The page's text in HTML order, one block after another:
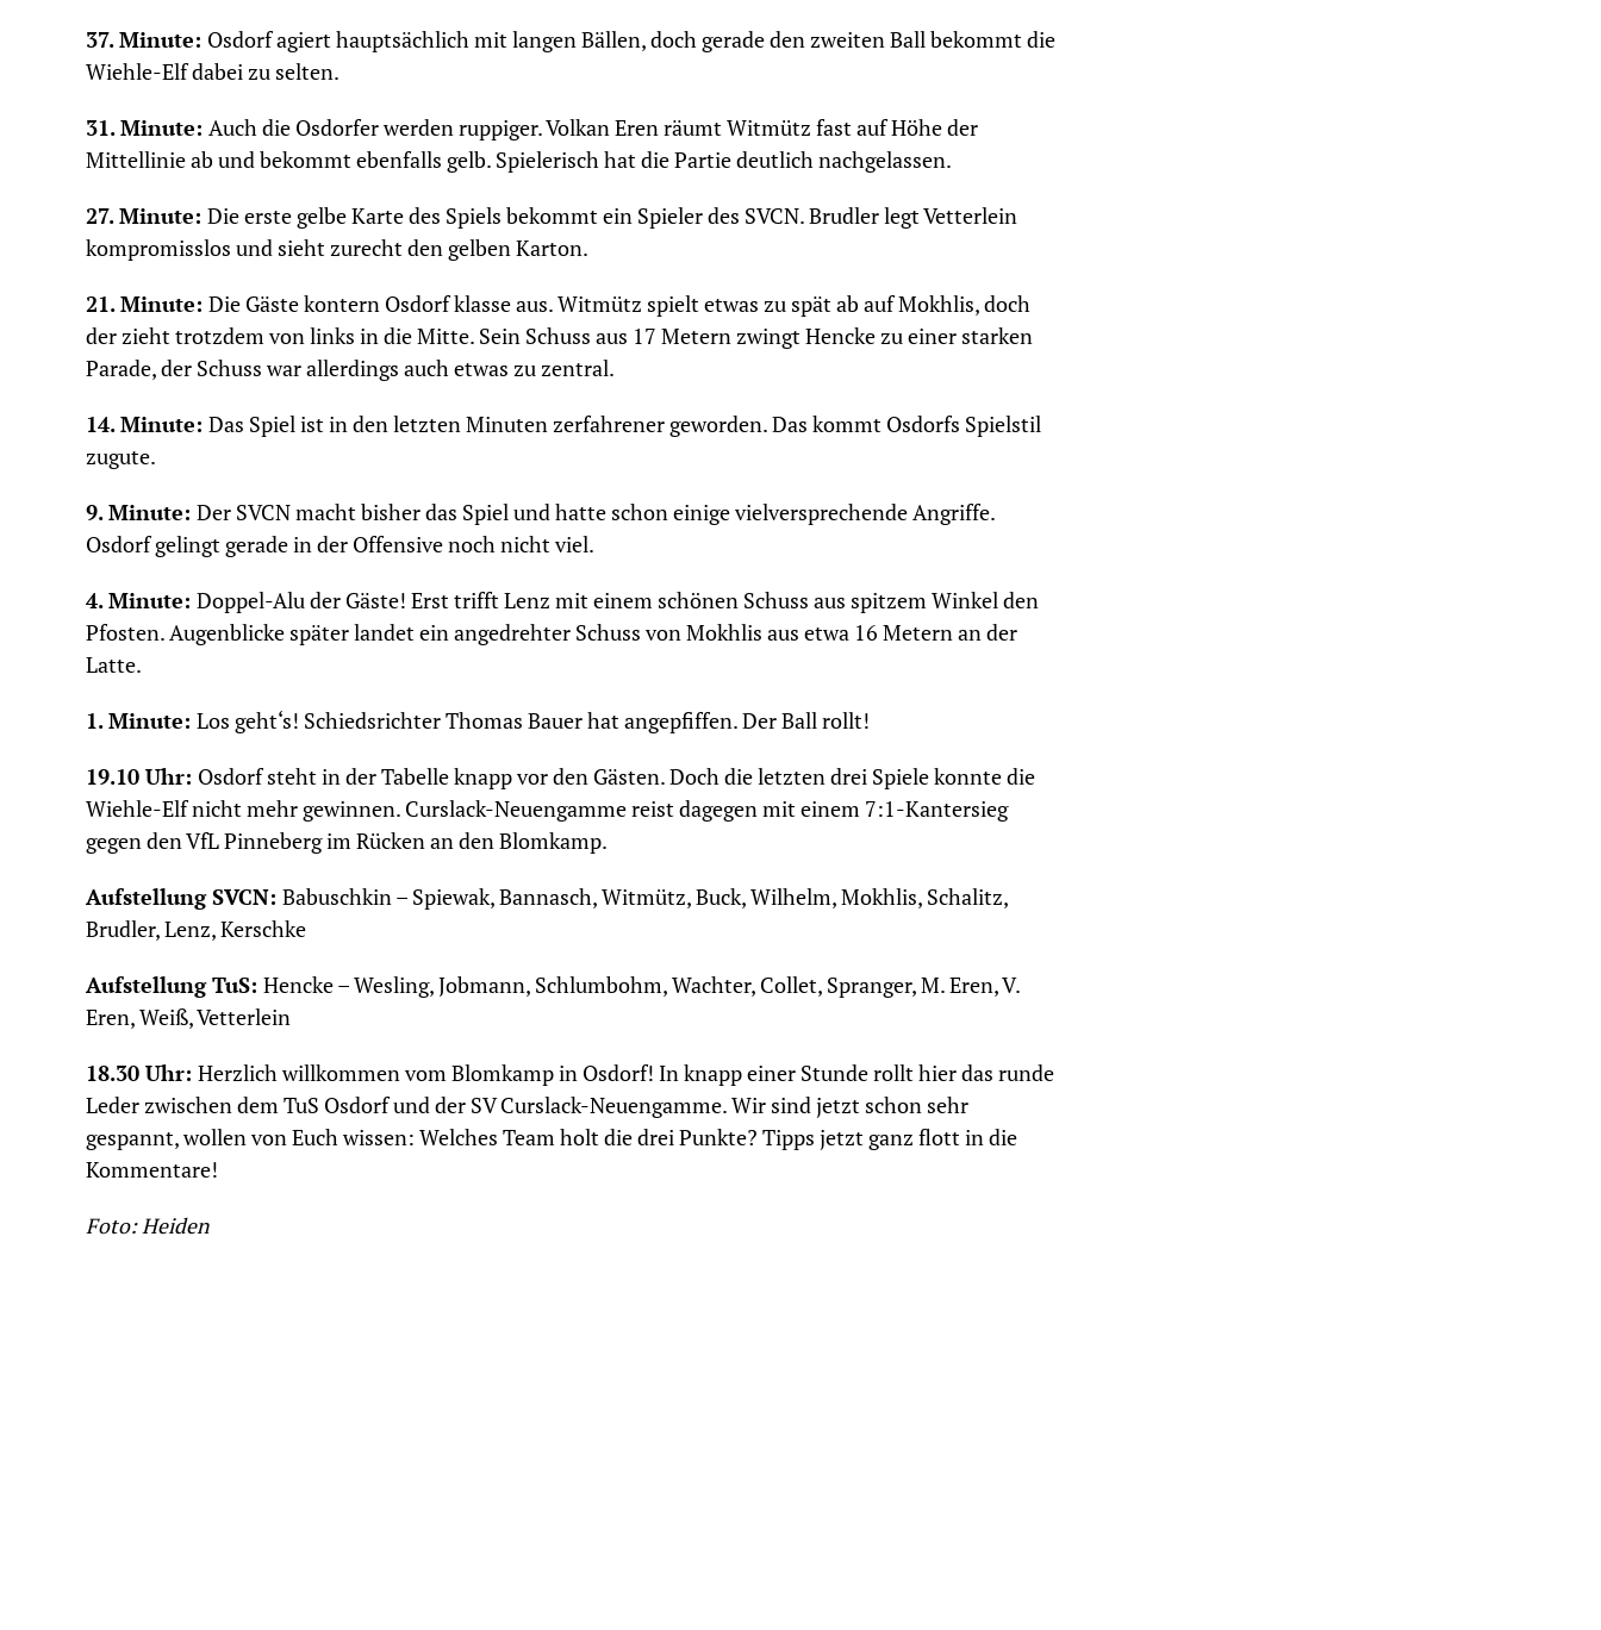
37. Minute: Osdorf agiert hauptsächlich mit langen Bällen, doch gerade den zweiten Ball bekommt die
Wiehle-Elf dabei zu selten.
31. Minute: Auch die Osdorfer werden ruppiger. Volkan Eren räumt Witmütz fast auf Höhe der
Mittellinie ab und bekommt ebenfalls gelb. Spielerisch hat die Partie deutlich nachgelassen.
27. Minute: Die erste gelbe Karte des Spiels bekommt ein Spieler des SVCN. Brudler legt Vetterlein
kompromisslos und sieht zurecht den gelben Karton.
21. Minute: Die Gäste kontern Osdorf klasse aus. Witmütz spielt etwas zu spät ab auf Mokhlis, doch
der zieht trotzdem von links in die Mitte. Sein Schuss aus 17 Metern zwingt Hencke zu einer starken
Parade, der Schuss war allerdings auch etwas zu zentral.
14. Minute: Das Spiel ist in den letzten Minuten zerfahrener geworden. Das kommt Osdorfs Spielstil
zugute.
9. Minute: Der SVCN macht bisher das Spiel und hatte schon einige vielversprechende Angriffe.
Osdorf gelingt gerade in der Offensive noch nicht viel.
4. Minute: Doppel-Alu der Gäste! Erst trifft Lenz mit einem schönen Schuss aus spitzem Winkel den
Pfosten. Augenblicke später landet ein angedrehter Schuss von Mokhlis aus etwa 16 Metern an der
Latte.
1. Minute: Los geht‘s! Schiedsrichter Thomas Bauer hat angepfiffen. Der Ball rollt!
19.10 Uhr: Osdorf steht in der Tabelle knapp vor den Gästen. Doch die letzten drei Spiele konnte die
Wiehle-Elf nicht mehr gewinnen. Curslack-Neuengamme reist dagegen mit einem 7:1-Kantersieg
gegen den VfL Pinneberg im Rücken an den Blomkamp.
Aufstellung SVCN: Babuschkin – Spiewak, Bannasch, Witmütz, Buck, Wilhelm, Mokhlis, Schalitz,
Brudler, Lenz, Kerschke
Aufstellung TuS: Hencke – Wesling, Jobmann, Schlumbohm, Wachter, Collet, Spranger, M. Eren, V.
Eren, Weiß, Vetterlein
18.30 Uhr: Herzlich willkommen vom Blomkamp in Osdorf! In knapp einer Stunde rollt hier das runde
Leder zwischen dem TuS Osdorf und der SV Curslack-Neuengamme. Wir sind jetzt schon sehr
gespannt, wollen von Euch wissen: Welches Team holt die drei Punkte? Tipps jetzt ganz flott in die
Kommentare!
Foto: Heiden